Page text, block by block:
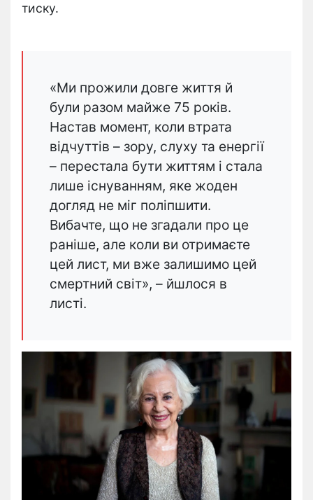
тиску.
«Ми прожили довге життя й
були разом майже 75 років.
Настав момент, коли втрата
відчуттів – зору, слуху та енергії
– перестала бути життям і стала
лише існуванням, яке жоден
догляд не міг поліпшити.
Вибачте, що не згадали про це
раніше, але коли ви отримаєте
цей лист, ми вже залишимо цей
смертний світ», – йшлося в
листі.